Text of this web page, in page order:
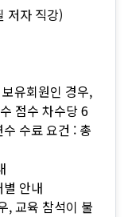
저자 직강)
유회원인 경우,
점수 차수당 6
수료 요건 : 총
안내
, 교육 참석이 불